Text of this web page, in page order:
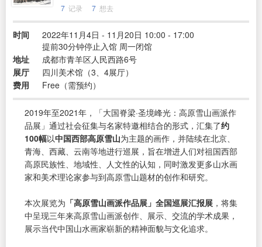
7 记录 7 想去
时间
2022年11月4日 - 11月20日 10:00 - 17:00
提前30分钟停止入馆 周一闭馆
地址
成都市青羊区人民西路6号
展厅
四川美术馆（3、4展厅）
费用
Free（需预约）
2019年至2021年，「大国脊梁·圣境峰光：高原雪山画派作
品展」通过社会征集与名家特邀相结合的形式，汇集了约
100幅以中国西部高原雪山为主题的画作，并陆续在北京、
青海、西藏、云南等地进行巡展，旨在增进人们对祖国西部
高原民族性、地域性、人文性的认知，同时激发更多山水画
家和美术理论家参与到高原雪山题材的创作和研究。
本次展览为 「高原雪山画派作品展」全国巡展汇报展 ，将集
中呈现三年来高原雪山画派创作、展示、交流的学术成果，
展示当代中国山水画家崭新的精神面貌与文化追求。